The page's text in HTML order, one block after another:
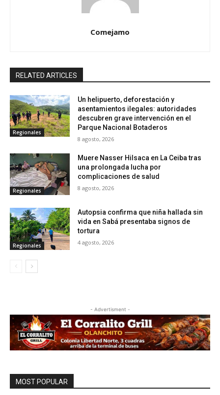
Comejamo
RELATED ARTICLES
Regionales
Un helipuerto, deforestación y
asentamientos ilegales: autoridades
descubren grave intervención en el
Parque Nacional Botaderos
8 agosto, 2026
Regionales
Muere Nasser Hilsaca en La Ceiba tras
una prolongada lucha por
complicaciones de salud
8 agosto, 2026
Regionales
Autopsia confirma que niña hallada sin
vida en Sabá presentaba signos de
tortura
4 agosto, 2026
- Advertisment -
MOST POPULAR